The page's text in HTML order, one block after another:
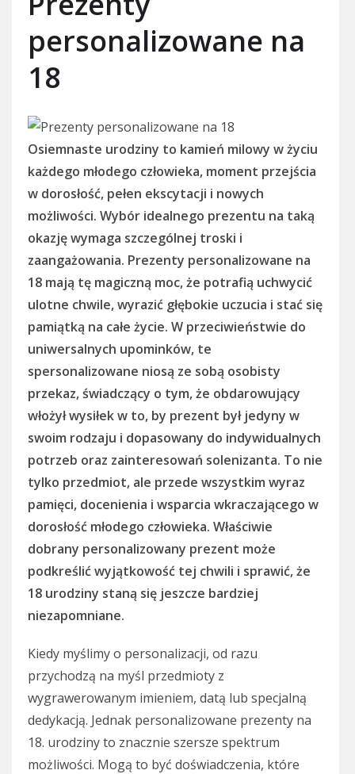
personalizowane na
18
Osiemnaste urodziny to kamień milowy w życiu
każdego młodego człowieka, moment przejścia
w dorosłość, pełen ekscytacji i nowych
możliwości. Wybór idealnego prezentu na taką
okazję wymaga szczególnej troski i
zaangażowania. Prezenty personalizowane na
18 mają tę magiczną moc, że potrafią uchwycić
ulotne chwile, wyrazić głębokie uczucia i stać się
pamiątką na całe życie. W przeciwieństwie do
uniwersalnych upominków, te
spersonalizowane niosą ze sobą osobisty
przekaz, świadczący o tym, że obdarowujący
włożył wysiłek w to, by prezent był jedyny w
swoim rodzaju i dopasowany do indywidualnych
potrzeb oraz zainteresowań solenizanta. To nie
tylko przedmiot, ale przede wszystkim wyraz
pamięci, docenienia i wsparcia wkraczającego w
dorosłość młodego człowieka. Właściwie
dobrany personalizowany prezent może
podkreślić wyjątkowość tej chwili i sprawić, że
18 urodziny staną się jeszcze bardziej
niezapomniane.
Kiedy myślimy o personalizacji, od razu
przychodzą na myśl przedmioty z
wygrawerowanym imieniem, datą lub specjalną
dedykacją. Jednak personalizowane prezenty na
18. urodziny to znacznie szersze spektrum
możliwości. Mogą to być doświadczenia, które